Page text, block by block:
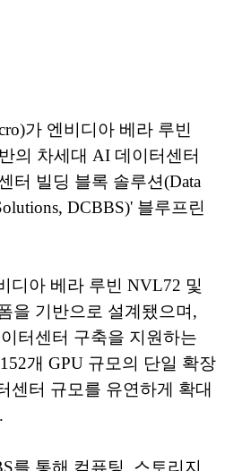
가 엔비디아 베라 루빈
의 차세대 AI 데이터센터
터 빌딩 블록 솔루션(Data
DCBBS)' 블루프린
디아 베라 루빈 NVL72 및
을 기반으로 설계됐으며,
터센터 구축을 지원하는
개 GPU 규모의 단일 확장
센터 규모를 유연하게 확대
를 통해 컴퓨팅, 스토리지,